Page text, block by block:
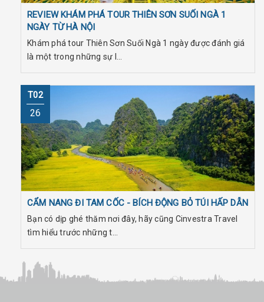
REVIEW KHÁM PHÁ TOUR THIÊN SƠN SUỐI NGÀ 1
NGÀY TỪ HÀ NỘI
Khám phá tour Thiên Sơn Suối Ngà 1 ngày được đánh giá
là một trong những sự l...
T02
26
CẨM NANG ĐI TAM CỐC - BÍCH ĐỘNG BỎ TÚI HẤP DẪN
Bạn có dịp ghé thăm nơi đây, hãy cũng Cinvestra Travel
tìm hiểu trước những t...